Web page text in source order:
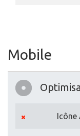
Mobile
Icône